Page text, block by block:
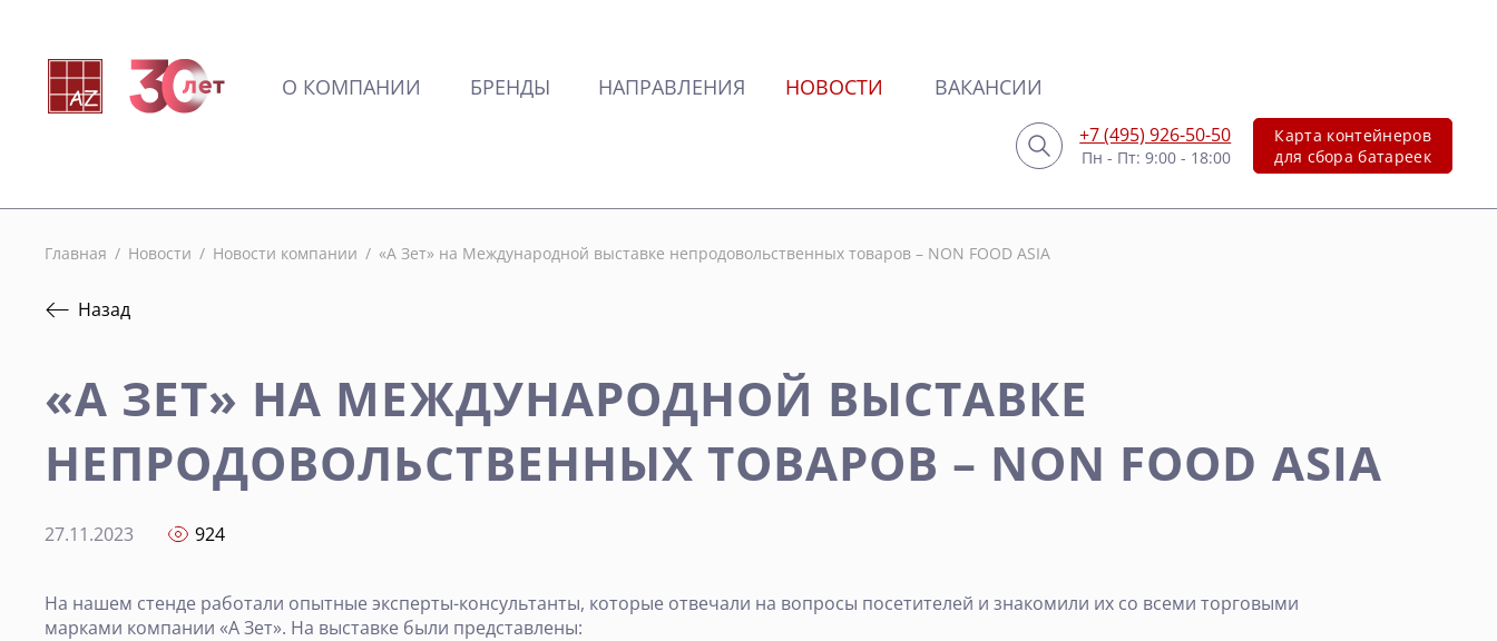
О КОМПАНИИ БРЕНДЫ НАПРАВЛЕНИЯ НОВОСТИ ВАКАНСИИ
+7 (495) 926-50-50
Пн - Пт: 9:00 - 18:00
Карта контейнеров
для сбора батареек
Главная / Новости / Новости компании / «А Зет» на Международной выставке непродовольственных товаров – NON FOOD ASIA
Назад
«А ЗЕТ» НА МЕЖДУНАРОДНОЙ ВЫСТАВКЕ
НЕПРОДОВОЛЬСТВЕННЫХ ТОВАРОВ – NON FOOD ASIA
27.11.2023 924
На нашем стенде работали опытные эксперты-консультанты, которые отвечали на вопросы посетителей и знакомили их со всеми торговыми
марками компании «А Зет». На выставке были представлены: